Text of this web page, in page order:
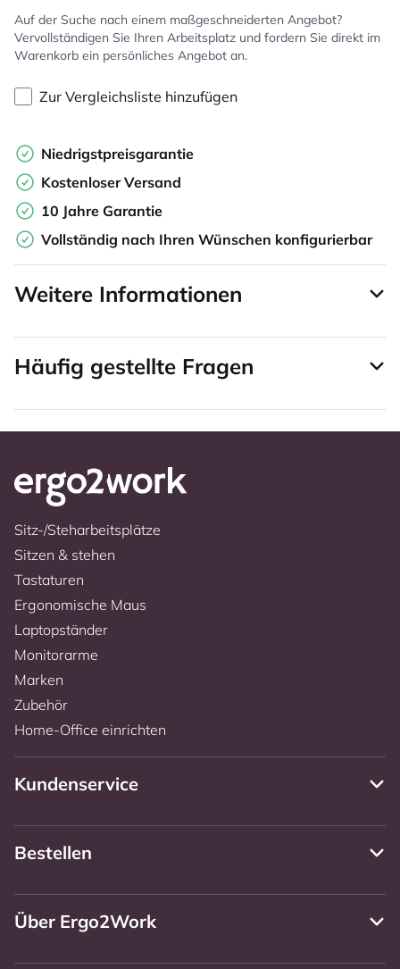
Auf der Suche nach einem maßgeschneiderten Angebot?
Vervollständigen Sie Ihren Arbeitsplatz und fordern Sie direkt im
Warenkorb ein persönliches Angebot an.
Zur Vergleichsliste hinzufügen
Niedrigstpreisgarantie
Kostenloser Versand
10 Jahre Garantie
Vollständig nach Ihren Wünschen konfigurierbar
Weitere Informationen
Häufig gestellte Fragen
Sitz-/Steharbeitsplätze
Sitzen & stehen
Tastaturen
Ergonomische Maus
Laptopständer
Monitorarme
Marken
Zubehör
Home-Office einrichten
Kundenservice
Bestellen
Über Ergo2Work